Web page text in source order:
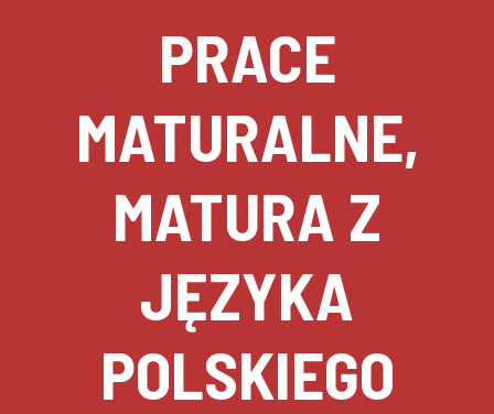
PRACE
MATURALNE,
MATURA Z
JĘZYKA
POLSKIEGO